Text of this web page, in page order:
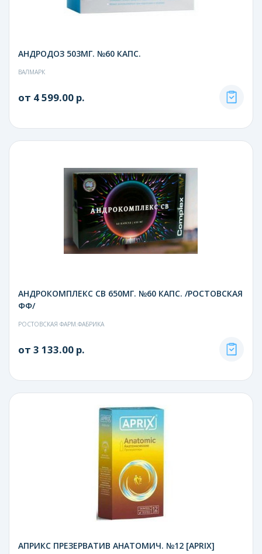
АНДРОДОЗ 503МГ. №60 КАПС.
ВАЛМАРК
от 4 599.00 р.
АНДРОКОМПЛЕКС СВ 650МГ. №60 КАПС. /РОСТОВСКАЯ
ФФ/
РОСТОВСКАЯ ФАРМ.ФАБРИКА
от 3 133.00 р.
АПРИКС ПРЕЗЕРВАТИВ АНАТОМИЧ. №12 [APRIX]